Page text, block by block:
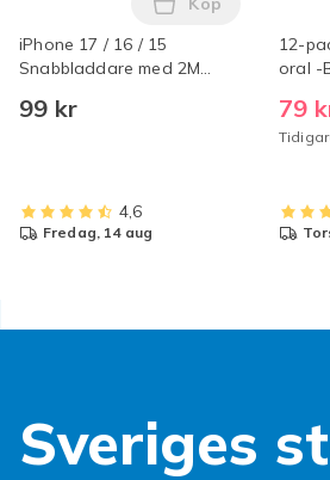
iPhone 17 / 16 / 15
Snabbladdare med 2M
99 kr
Lägg till iPhone
4,6
fredag, 14 aug
12-
oral -
79
Sveriges